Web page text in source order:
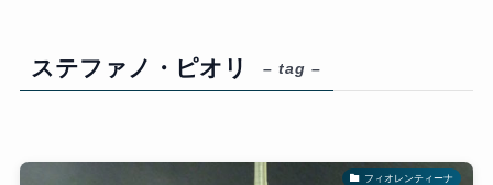
ステファノ・ピオリ – tag –
フィオレンティーナ